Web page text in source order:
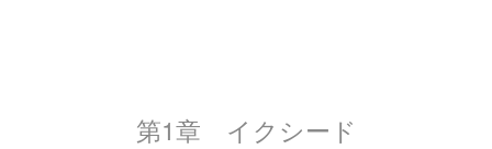
第1章 イクシード